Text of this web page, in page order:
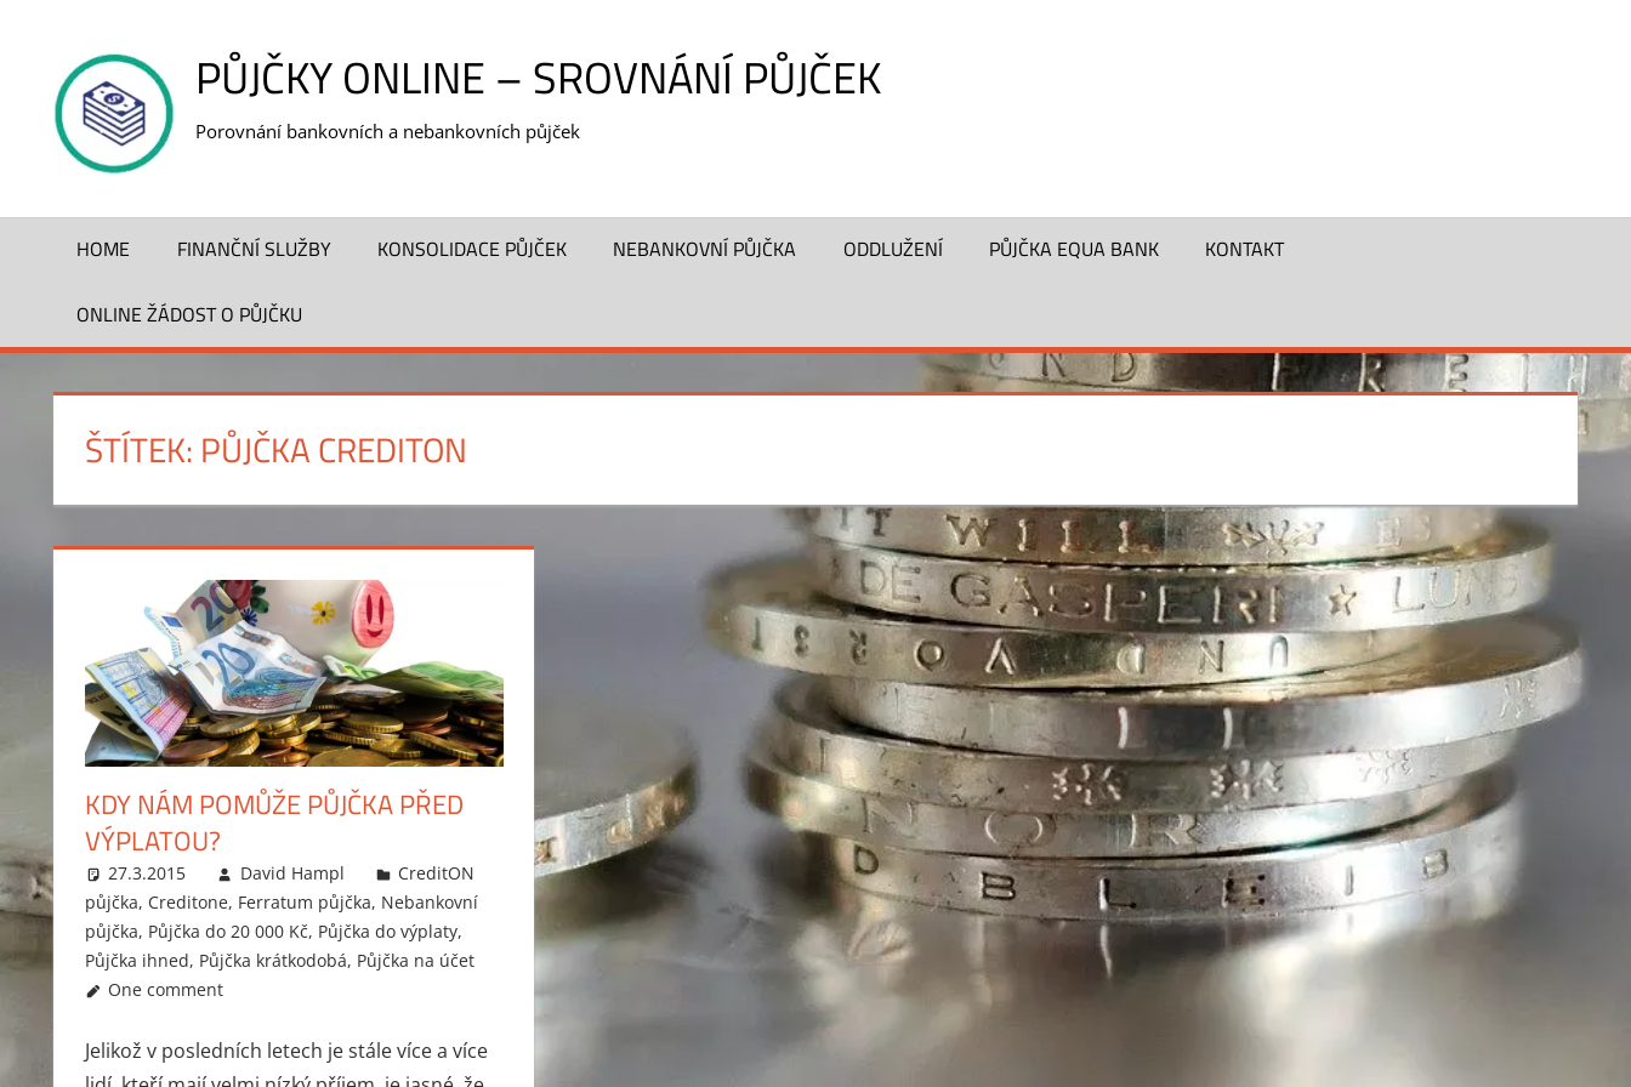
content
PŮJČKY ONLINE – SROVNÁNÍ PŮJČEK
Porovnání bankovních a nebankovních půjček
HOME FINANČNÍ SLUŽBY KONSOLIDACE PŮJČEK NEBANKOVNÍ PŮJČKA ODDLUŽENÍ PŮJČKA EQUA BANK KONTAKT
ONLINE ŽÁDOST O PŮJČKU
ŠTÍTEK: PŮJČKA CREDITON
KDY NÁM POMŮŽE PŮJČKA PŘED
VÝPLATOU?
27.3.2015 David Hampl
CreditON
půjčka, Creditone, Ferratum půjčka, Nebankovní
půjčka, Půjčka do 20 000 Kč, Půjčka do výplaty,
Půjčka ihned, Půjčka krátkodobá, Půjčka na účet
One comment
Jelikož v posledních letech je stále více a více